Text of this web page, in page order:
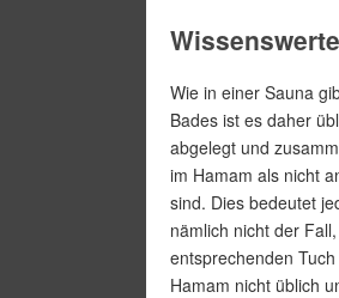
Wie in einer Sauna
Bades ist es daher
abgelegt und
im Hamam als nicht
sind. Dies bedeutet
nämlich nicht der
entsprechenden
Hamam nicht üblich